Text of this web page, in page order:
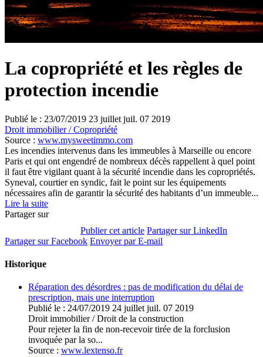
La copropriété et les règles de
protection incendie
Publié le : 23/07/2019 23 juillet juil. 07 2019
Droit immobilier/Copropriété
Source : www.mysweetimmo.com
Les incendies intervenus dans les immeubles à Marseille ou encore
Paris et qui ont engendré de nombreux décès rappellent à quel point
il faut être vigilant quant à la sécurité incendie dans les copropriétés.
Syneval, courtier en syndic, fait le point sur les équipements
nécessaires afin de garantir la sécurité des habitants d’un immeuble...
Lire la suite
Partager sur
Publier cet article Partager sur LinkedIn
Partager sur Facebook Envoyer par E-mail
Historique
Réparation des désordres : pas de modification du délai de
prescription, mais une interruption
Publié le : 24/07/2019 24 juillet juil. 07 2019
Droit immobilier/Droit de la construction
Pour rejeter la fin de non-recevoir tirée de la forclusion
invoquée par la so...
Source : www.lextenso.fr